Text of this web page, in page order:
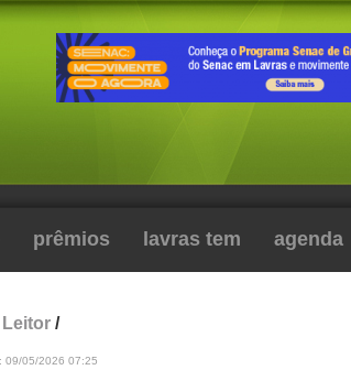
prêmios lavras tem agenda
/
09/05/2026 07:25